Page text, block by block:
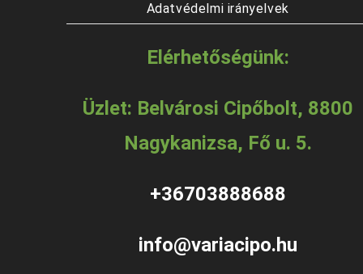
Adatvédelmi irányelvek
Elérhetőségünk:
Üzlet: Belvárosi Cipőbolt, 8800
Nagykanizsa, Fő u. 5.
+36703888688
info@variacipo.hu